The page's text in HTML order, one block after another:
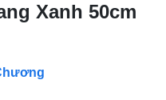
Xanh 50cm